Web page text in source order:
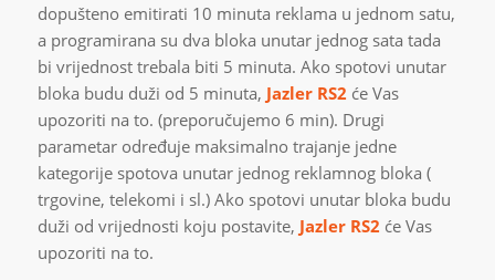
dopušteno emitirati 10 minuta reklama u jednom satu,
a programirana su dva bloka unutar jednog sata tada
bi vrijednost trebala biti 5 minuta. Ako spotovi unutar
bloka budu duži od 5 minuta, Jazler RS2 će Vas
upozoriti na to. (preporučujemo 6 min). Drugi
parametar određuje maksimalno trajanje jedne
kategorije spotova unutar jednog reklamnog bloka (
trgovine, telekomi i sl.) Ako spotovi unutar bloka budu
duži od vrijednosti koju postavite, Jazler RS2 će Vas
upozoriti na to.